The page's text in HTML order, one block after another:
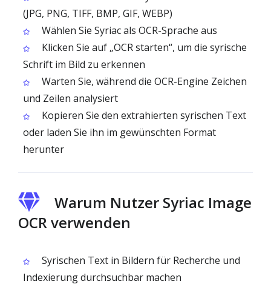
(JPG, PNG, TIFF, BMP, GIF, WEBP)
Wählen Sie Syriac als OCR-Sprache aus
Klicken Sie auf „OCR starten“, um die syrische
Schrift im Bild zu erkennen
Warten Sie, während die OCR-Engine Zeichen
und Zeilen analysiert
Kopieren Sie den extrahierten syrischen Text
oder laden Sie ihn im gewünschten Format
herunter
Warum Nutzer Syriac Image
OCR verwenden
Syrischen Text in Bildern für Recherche und
Indexierung durchsuchbar machen